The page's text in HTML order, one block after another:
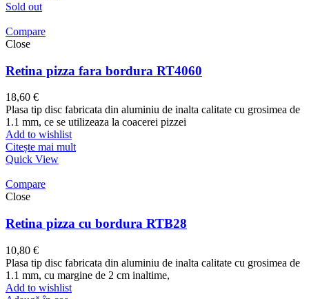
Sold out
Compare
Close
Retina pizza fara bordura RT4060
18,60 €
Plasa tip disc fabricata din aluminiu de inalta calitate cu grosimea de
1.1 mm, ce se utilizeaza la coacerei pizzei
Add to wishlist
Citește mai mult
Quick View
Compare
Close
Retina pizza cu bordura RTB28
10,80 €
Plasa tip disc fabricata din aluminiu de inalta calitate cu grosimea de
1.1 mm, cu margine de 2 cm inaltime,
Add to wishlist